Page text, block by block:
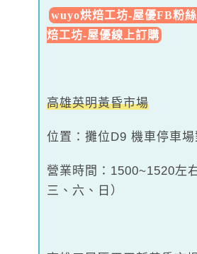
wuyo烘焙工坊-屋優FB粉絲
焙工坊-屋優線上訂購
高雄英明黃昏市場
位置：攤位D9 機車停車場
營業時間：1500~1520左
三、六、日）